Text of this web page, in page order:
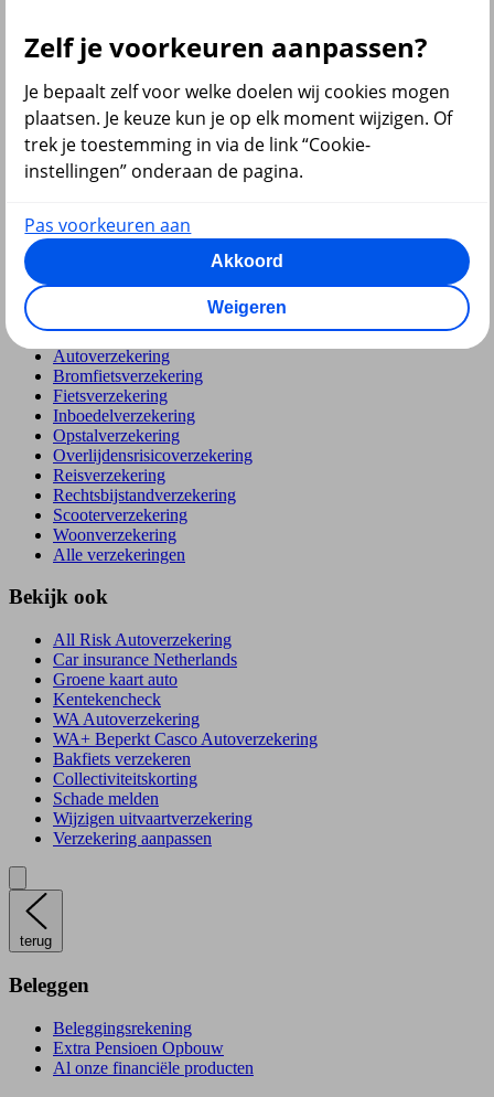
terug
Verzekeringen
Aansprakelijkheidsverzekering
Annuleringsverzekering
Autoverzekering
Bromfietsverzekering
Fietsverzekering
Inboedelverzekering
Opstalverzekering
Overlijdensrisicoverzekering
Reisverzekering
Rechtsbijstandverzekering
Scooterverzekering
Woonverzekering
Alle verzekeringen
Bekijk ook
All Risk Autoverzekering
Car insurance Netherlands
Groene kaart auto
Kentekencheck
WA Autoverzekering
WA+ Beperkt Casco Autoverzekering
Bakfiets verzekeren
Collectiviteitskorting
Schade melden
Wijzigen uitvaartverzekering
Verzekering aanpassen
terug
Beleggen
Beleggingsrekening
Extra Pensioen Opbouw
Al onze financiële producten
Zelf je voorkeuren aanpassen?
Je bepaalt zelf voor welke doelen wij cookies mogen
plaatsen. Je keuze kun je op elk moment wijzigen. Of
trek je toestemming in via de link “Cookie-
instellingen” onderaan de pagina.
Pas voorkeuren aan
Akkoord
Weigeren